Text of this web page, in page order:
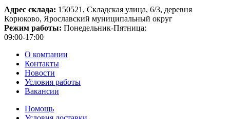
Адрес склада: 150521, Складская улица, 6/3, деревня
Корюково, Ярославский муниципальный округ
Режим работы: Понедельник-Пятница:
09:00-17:00
О компании
Контакты
Новости
Условия работы
Вакансии
Помощь